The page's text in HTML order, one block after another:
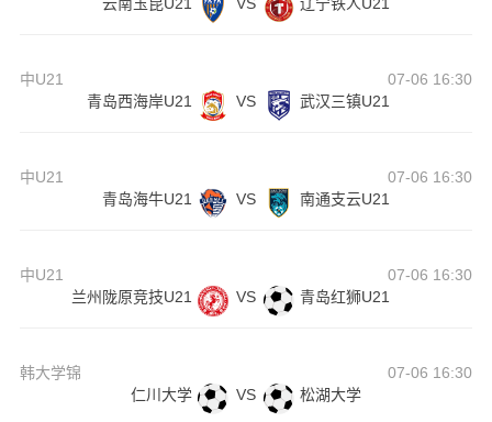
中U21
07-06 16:30
青岛西海岸U21
VS 武汉三镇U21
中U21
07-06 16:30
青岛海牛U21
VS 南通支云U21
中U21
07-06 16:30
兰州陇原竞技U21
VS 青岛红狮U21
韩大学锦
07-06 16:30
仁川大学
VS 松湖大学